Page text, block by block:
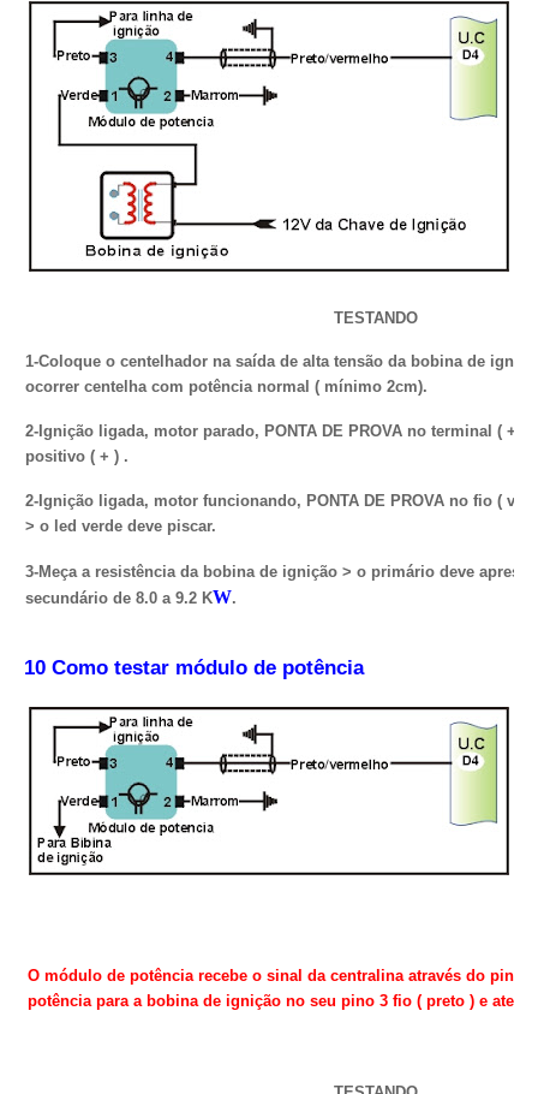
TESTANDO
1-Coloque o centelhador na saída de alta tensão da bobina de
ocorrer centelha com potência normal ( mínimo 2cm).
2-Ignição ligada, motor parado, PONTA DE PROVA no terminal ( + )
positivo ( + ) .
2-Ignição ligada, motor funcionando, PONTA DE PROVA no fio (
> o led verde deve piscar.
3-Meça a resistência da bobina de ignição > o primário deve
secundário de 8.0 a 9.2 KW.
10 Como testar módulo de potência
O módulo de potência recebe o sinal da centralina através do pino
potência para a bobina de ignição no seu pino 3 fio ( preto ) e